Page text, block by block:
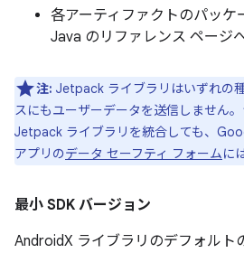
各アーティファクトのパッケ
Java のリファレンス ページ
注: Jetpack ライブラリはいずれの
スにもユーザーデータを送信しません
Jetpack ライブラリを統合しても、
アプリのデータ セーフティ フォームに
最小 SDK バージョン
AndroidX ライブラリのデフォルト